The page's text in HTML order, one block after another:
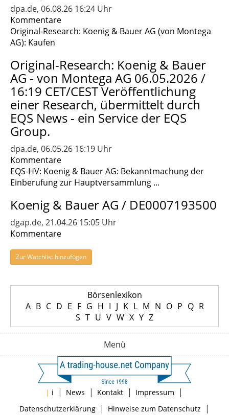
dpa.de, 06.08.26 16:24 Uhr
Kommentare
Original-Research: Koenig & Bauer AG (von Montega
AG): Kaufen
Original-Research: Koenig & Bauer
AG - von Montega AG 06.05.2026 /
16:19 CET/CEST Veröffentlichung
einer Research, übermittelt durch
EQS News - ein Service der EQS
Group.
dpa.de, 06.05.26 16:19 Uhr
Kommentare
EQS-HV: Koenig & Bauer AG: Bekanntmachung der
Einberufung zur Hauptversammlung ...
Koenig & Bauer AG / DE0007193500
dgap.de, 21.04.26 15:05 Uhr
Kommentare
Zur Watchlist hinzufügen
Börsenlexikon
A B C D E F G H I J K L M N O P Q R
S T U V W X Y Z
Menü
| i | News | Kontakt | Impressum |
Datenschutzerklärung| Hinweise zum Datenschutz |